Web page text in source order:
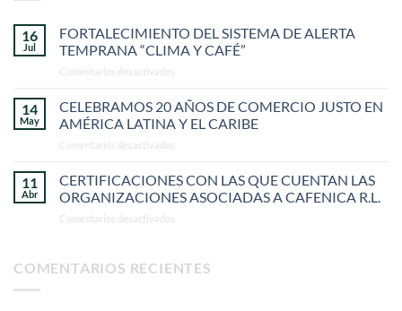
16
Jul
FORTALECIMIENTO DEL SISTEMA DE ALERTA
TEMPRANA “CLIMA Y CAFÉ”
Comentarios desactivados
DEL
SISTEMA
DE
“CLIMA
Y
14
May
CELEBRAMOS 20 AÑOS DE COMERCIO JUSTO EN
AMÉRICA LATINA Y EL CARIBE
Comentarios desactivados
20
AÑOS
DE
AMÉRICA
11
Abr
CERTIFICACIONES CON LAS QUE CUENTAN LAS
ORGANIZACIONES ASOCIADAS A CAFENICA R.L.
Comentarios desactivados
LAS
COMENTARIOS RECIENTES